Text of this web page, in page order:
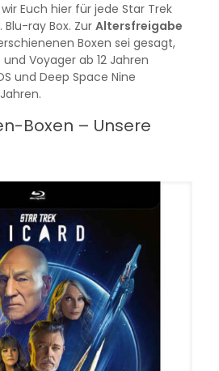
Euch hier für jede Star Trek
Blu-ray Box. Zur Altersfreigabe
Boxen sei gesagt,
und Voyager ab 12 Jahren
und Deep Space Nine
Boxen – Unsere